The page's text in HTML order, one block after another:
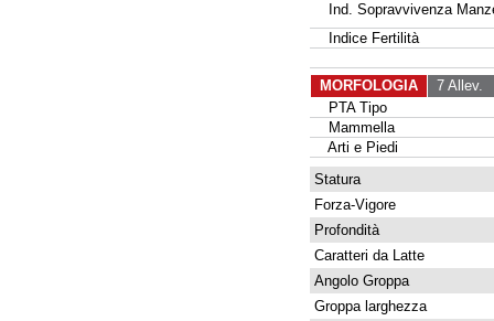
Ind. Sopravvivenza
Indice Fertilità
MORFOLOGIA 7 Allev.
PTA Tipo
Mammella
Arti e Piedi
Statura
Forza-Vigore
Profondità
Caratteri da Latte
Angolo Groppa
Groppa larghezza